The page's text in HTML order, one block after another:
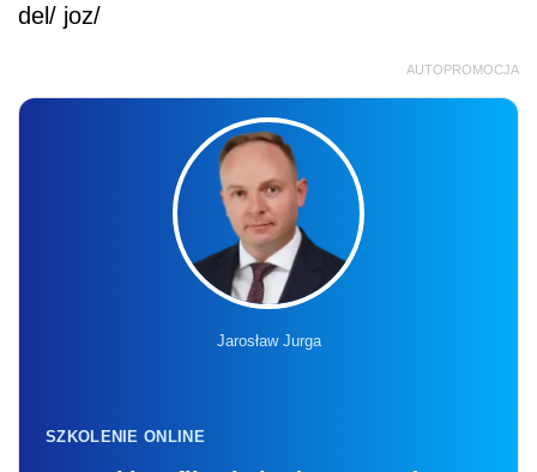
del/ joz/
AUTOPROMOCJA
Jarosław Jurga
SZKOLENIE ONLINE